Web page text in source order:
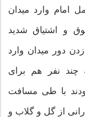
ماشین حامل امام وارد میدان
و اشتیاق شدید
دور میدان وارد
چند نفر هم برای
با طی مسافت
از گل و گلاب و